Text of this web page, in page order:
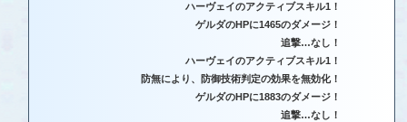
ハーヴェイのアクティブスキル1！
ゲルダのHPに1465のダメージ！
追撃…なし！
ハーヴェイのアクティブスキル1！
防無により、防御技術判定の効果を無効化！
ゲルダのHPに1883のダメージ！
追撃…なし！